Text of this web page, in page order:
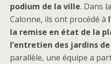
podium de la ville. Dans
Calonne, ils ont procédé à
la remise en état de la
l’entretien des jardins
parallèle, une équipe a